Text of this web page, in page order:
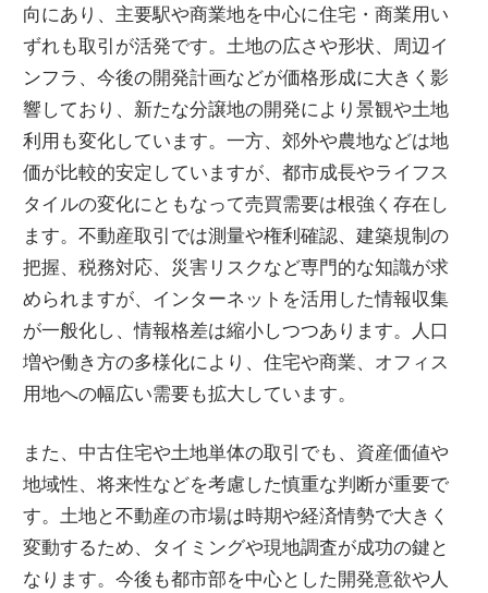
向にあり、主要駅や商業地を中心に住宅・商業用い
ずれも取引が活発です。土地の広さや形状、周辺イ
ンフラ、今後の開発計画などが価格形成に大きく影
響しており、新たな分譲地の開発により景観や土地
利用も変化しています。一方、郊外や農地などは地
価が比較的安定していますが、都市成長やライフス
タイルの変化にともなって売買需要は根強く存在し
ます。不動産取引では測量や権利確認、建築規制の
把握、税務対応、災害リスクなど専門的な知識が求
められますが、インターネットを活用した情報収集
が一般化し、情報格差は縮小しつつあります。人口
増や働き方の多様化により、住宅や商業、オフィス
用地への幅広い需要も拡大しています。
また、中古住宅や土地単体の取引でも、資産価値や
地域性、将来性などを考慮した慎重な判断が重要で
す。土地と不動産の市場は時期や経済情勢で大きく
変動するため、タイミングや現地調査が成功の鍵と
なります。今後も都市部を中心とした開発意欲や人